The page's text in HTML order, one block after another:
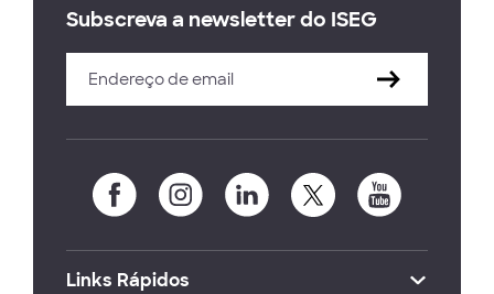
Subscreva a newsletter do ISEG
Links Rápidos